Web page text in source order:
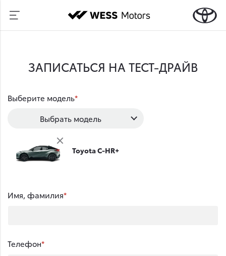
ЗАПИСАТЬСЯ НА ТЕСТ-ДРАЙВ
Выберите модель
Выбрать модель
Toyota C-HR+
Имя, фамилия
Телефон